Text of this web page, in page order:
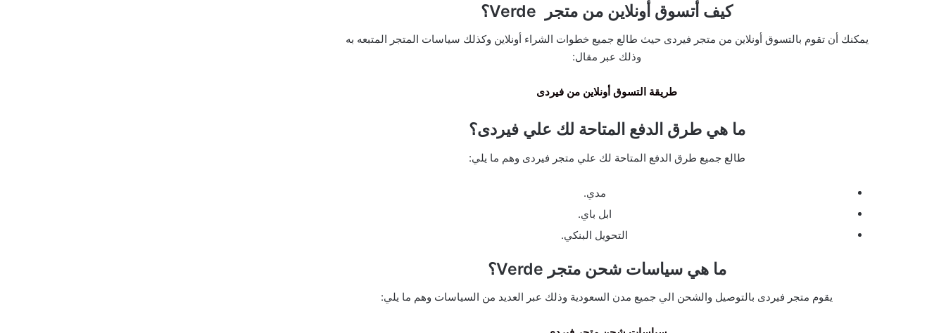
كيف أتسوق أونلاين من متجر Verde؟
يمكنك أن تقوم بالتسوق أونلاين من متجر فيردى حيث طالع جميع خطوات الشراء أونلاين وكذلك سياسات المتجر المتبعه به
وذلك عبر مقال:
طريقة التسوق أونلاين من فيردى
ما هي طرق الدفع المتاحة لك علي فيردى؟
طالع جميع طرق الدفع المتاحة لك علي متجر فيردى وهم ما يلي:
مدي.
ابل باي.
التحويل البنكي.
ما هي سياسات شحن متجر Verde؟
يقوم متجر فيردى بالتوصيل والشحن الي جميع مدن السعودية وذلك عبر العديد من السياسات وهم ما يلي: